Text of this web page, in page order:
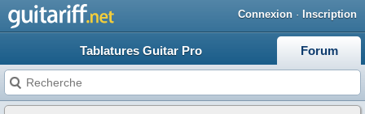
Connexion · Inscription
Tablatures Guitar Pro Forum